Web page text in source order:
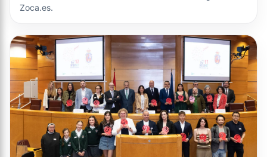
Zoca.es.